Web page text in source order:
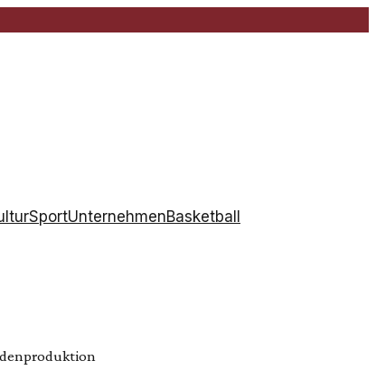
SportUnternehmenBasketball